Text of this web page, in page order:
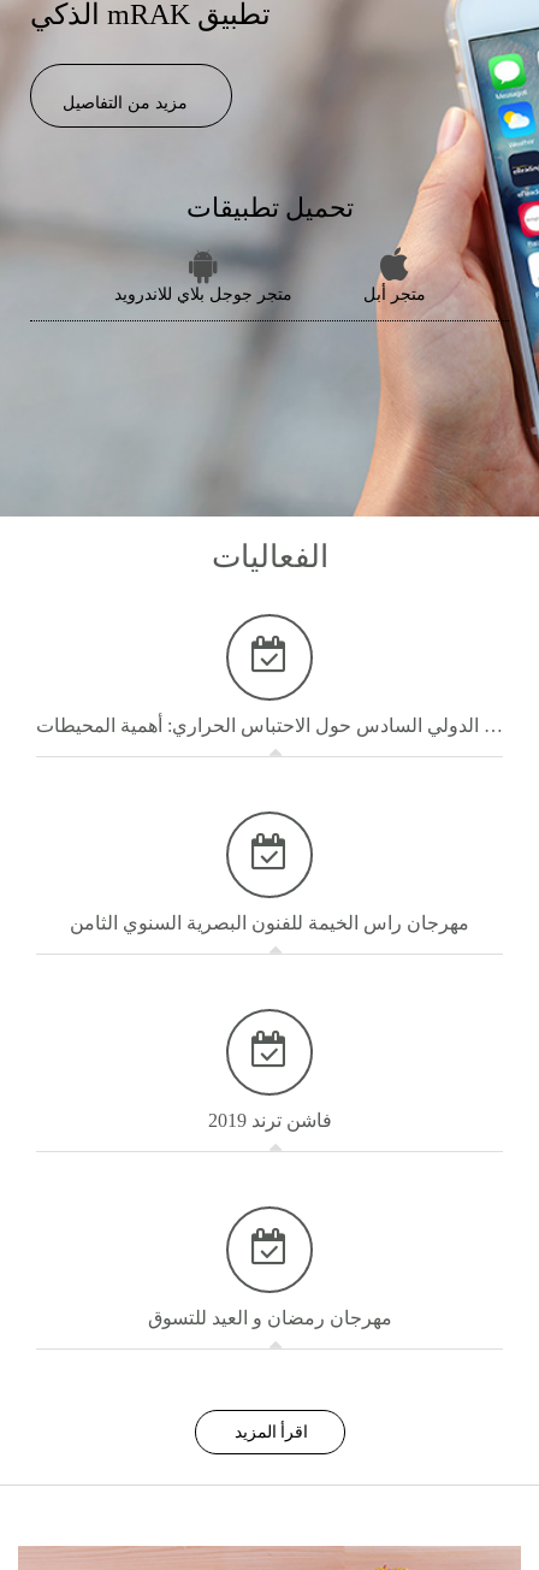
الذكي mRAK تطبيق
مزيد من التفاصيل
تحميل تطبيقات
متجر أبل متجر جوجل بلاي للاندرويد
الفعاليات
المؤتمر الدولي السادس حول الاحتباس الحراري: أهمية المحيطات
مهرجان راس الخيمة للفنون البصرية السنوي الثامن
فاشن ترند 2019
مهرجان رمضان و العيد للتسوق
اقرأ المزيد